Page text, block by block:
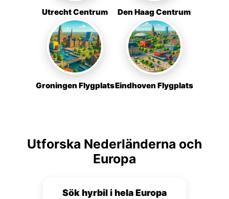
Utrecht Centrum Den Haag Centrum
Groningen FlygplatsEindhoven Flygplats
Utforska Nederländerna och
Europa
Sök hyrbil i hela Europa